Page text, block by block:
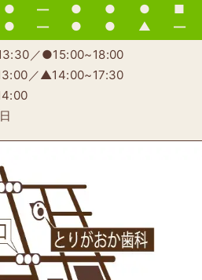
● ― ● ● ●
■
● ― ● ● ▲
―
／●15:00~18:00
／▲14:00~17:30